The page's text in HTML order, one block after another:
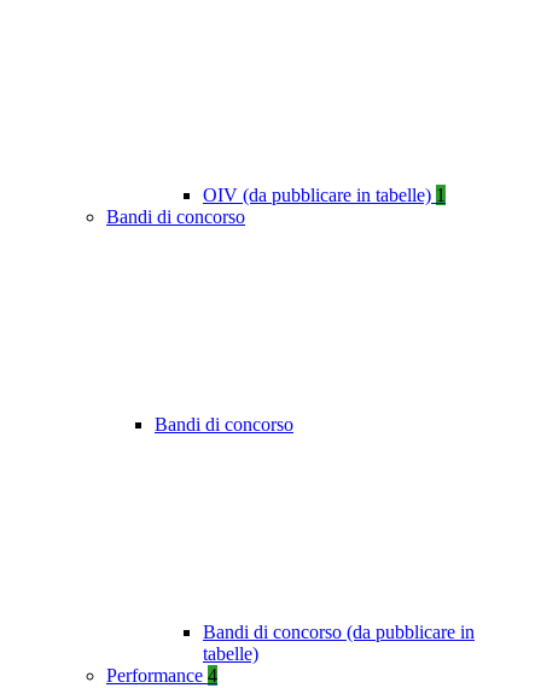
OIV (da pubblicare in tabelle) 1
Bandi di concorso
Bandi di concorso
Bandi di concorso (da pubblicare in
tabelle)
Performance 4